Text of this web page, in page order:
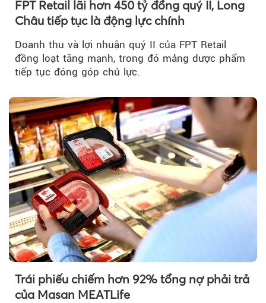
FPT Retail lãi hơn 450 tỷ đồng quý II, Long
Châu tiếp tục là động lực chính
Doanh thu và lợi nhuận quý II của FPT Retail
đồng loạt tăng mạnh, trong đó mảng dược phẩm
tiếp tục đóng góp chủ lực.
Trái phiếu chiếm hơn 92% tổng nợ phải trả
của Masan MEATLife